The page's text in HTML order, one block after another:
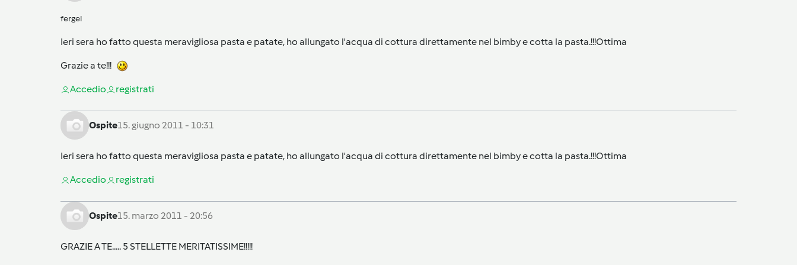
fergel
Ieri sera ho fatto questa meravigliosa pasta e patate, ho allungato l'acqua di cottura direttamente nel bimby e cotta la pasta.!!!Ottima
Grazie a te!!!
Accedio registrati
Ospite15. giugno 2011 - 10:31
Ieri sera ho fatto questa meravigliosa pasta e patate, ho allungato l'acqua di cottura direttamente nel bimby e cotta la pasta.!!!Ottima
Accedio registrati
Ospite15. marzo 2011 - 20:56
GRAZIE A TE..... 5 STELLETTE MERITATISSIME!!!!!